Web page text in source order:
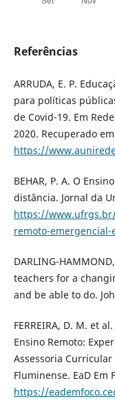
Referências
ARRUDA, E. P.
para polí­ticas
de Covid-19. Em
2020. Recuperado
https://
BEHAR, P. A. O
distância. Jornal da
https://
remoto-
DARLING-
teachers for a
and be able to do.
FERREIRA, D. M. et
Ensino Remoto:
Assessoria Curricular
Fluminense. EaD Em
https://